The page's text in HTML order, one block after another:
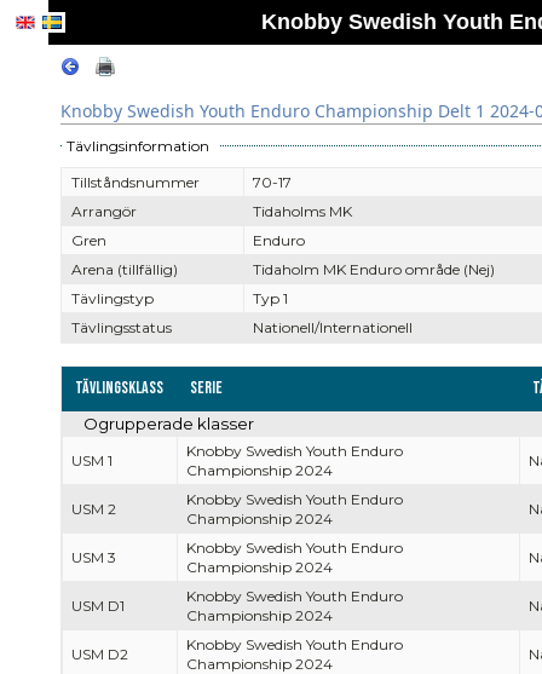
Knobby Swedish Youth
Knobby Swedish Youth Enduro Championship Delt 1 2024-
Tävlingsinformation
Tillståndsnummer
70-17
Arrangör
Tidaholms MK
Gren
Enduro
Arena (tillfällig)
Tidaholm MK Enduro område (Nej)
Tävlingstyp
Typ 1
Tävlingsstatus
Nationell/Internationell
Tävlingsklass Serie
Ogrupperade klasser
USM 1
Knobby Swedish Youth Enduro
Championship 2024
USM 2
Knobby Swedish Youth Enduro
Championship 2024
USM 3
Knobby Swedish Youth Enduro
Championship 2024
USM D1
Knobby Swedish Youth Enduro
Championship 2024
USM D2
Knobby Swedish Youth Enduro
Championship 2024